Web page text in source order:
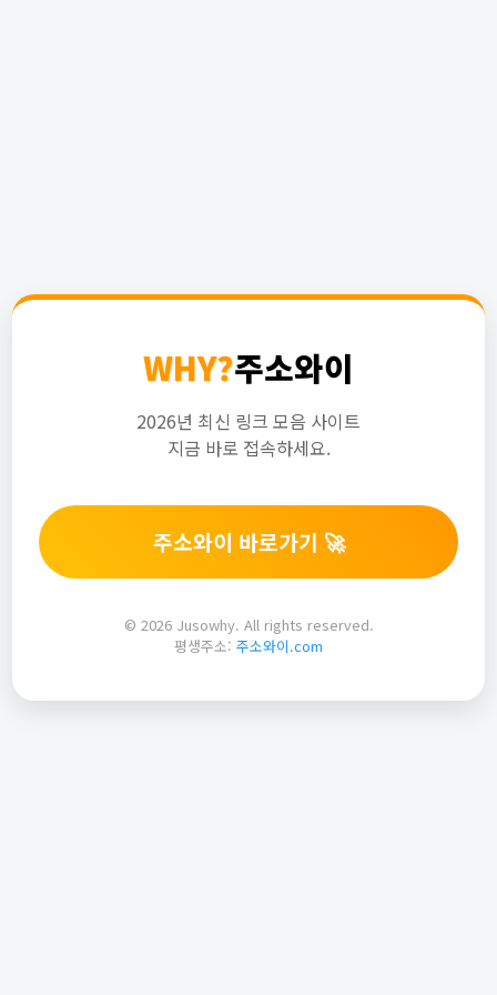
WHY?주소와이
2026년 최신 링크 모음 사이트
지금 바로 접속하세요.
주소와이 바로가기 🚀
© 2026 Jusowhy. All rights reserved.
평생주소: 주소와이.com